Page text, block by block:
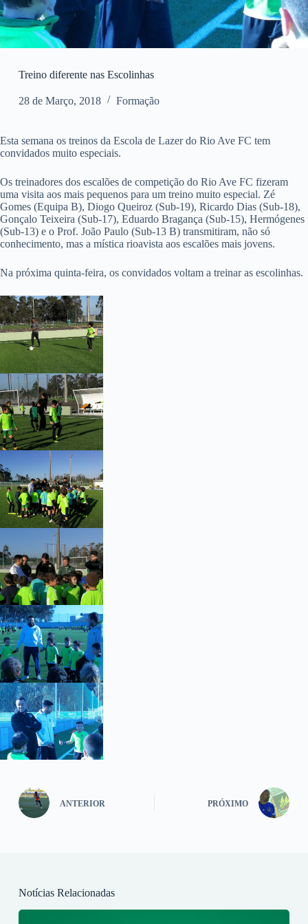
Treino diferente nas Escolinhas
28 de Março, 2018 Formação
Esta semana os treinos da Escola de Lazer do Rio Ave FC tem
convidados muito especiais.
Os treinadores dos escalões de competição do Rio Ave FC fizeram
uma visita aos mais pequenos para um treino muito especial. Zé
Gomes (Equipa B), Diogo Queiroz (Sub-19), Ricardo Dias (Sub-18),
Gonçalo Teixeira (Sub-17), Eduardo Bragança (Sub-15), Hermógenes
(Sub-13) e o Prof. João Paulo (Sub-13 B) transmitiram, não só
conhecimento, mas a mística rioavista aos escalões mais jovens.
Na próxima quinta-feira, os convidados voltam a treinar as escolinhas.
ANTERIOR PRÓXIMO
Notícias Relacionadas